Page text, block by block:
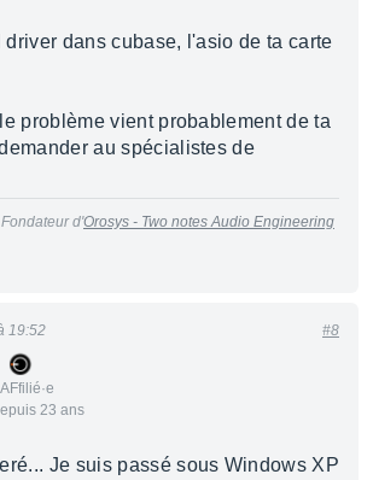
dans cubase, l'asio de ta carte
problème vient probablement de ta
au spécialistes de
d'Orosys - Two notes Audio Engineering
23 ans
19:52 #8
Je suis passé sous Windows XP